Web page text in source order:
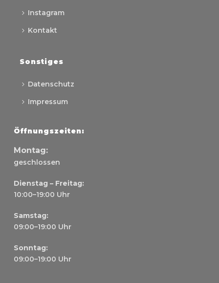
Instagram
Kontakt
Sonstiges
Datenschutz
Impressum
Öffnungszeiten:
Montag:
geschlossen
Dienstag – Freitag:
10:00–19:00 Uhr
Samstag:
09:00–19:00 Uhr
Sonntag:
09:00–19:00 Uhr